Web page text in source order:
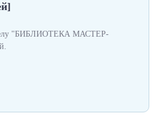
"БИБЛИОТЕКА МАСТЕР-